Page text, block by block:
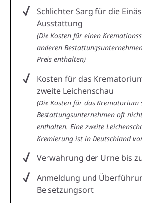
Schlichter Sarg für die
Ausstattung
(Die Kosten für einen
anderen
Preis enthalten)
Kosten für das
zweite Leichenschau
(Die Kosten für das Krematorium
Bestattungsunternehmen oft
enthalten. Eine zweite
Kremierung ist in Deutschland
Verwahrung der Urne bis
Anmeldung und
Beisetzungsort